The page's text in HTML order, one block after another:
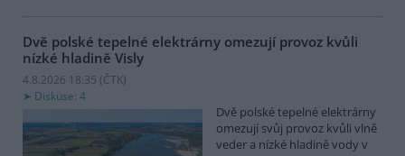
Dvě polské tepelné elektrárny omezují provoz kvůli
nízké hladině Visly
4.8.2026 18:35 (ČTK)
Diskuse: 4
Dvě polské tepelné elektrárny
omezují svůj provoz kvůli vlně
veder a nízké hladině vody v